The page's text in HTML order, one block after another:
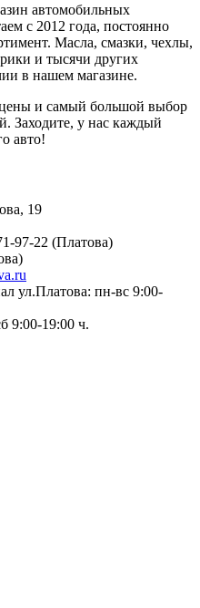
автомобильных
с 2012 года, постоянно
Масла, смазки, чехлы,
и тысячи других
в нашем магазине.
и самый большой выбор
Заходите, у нас каждый
авто!
19
97-22 (Платова)
ул.Платова: пн-вс 9:00-
9:00-19:00 ч.